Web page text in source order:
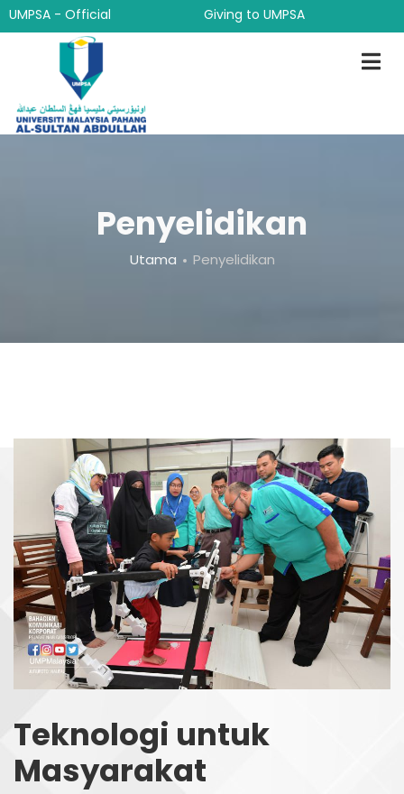
Langkau
ke
kandungan
UMPSA - Official Giving to UMPSA
Penyelidikan
Breadcrumb
Utama Penyelidikan
Teknologi untuk
Masyarakat